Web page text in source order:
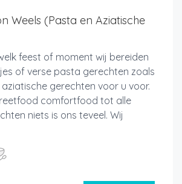
Weels (Pasta en Aziatische
feest of moment wij bereiden
of verse pasta gerechten zoals
gerechten voor u voor.
comfortfood tot alle
niets is ons teveel. Wij